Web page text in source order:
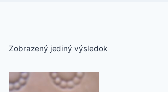
Zobrazený jediný výsledok